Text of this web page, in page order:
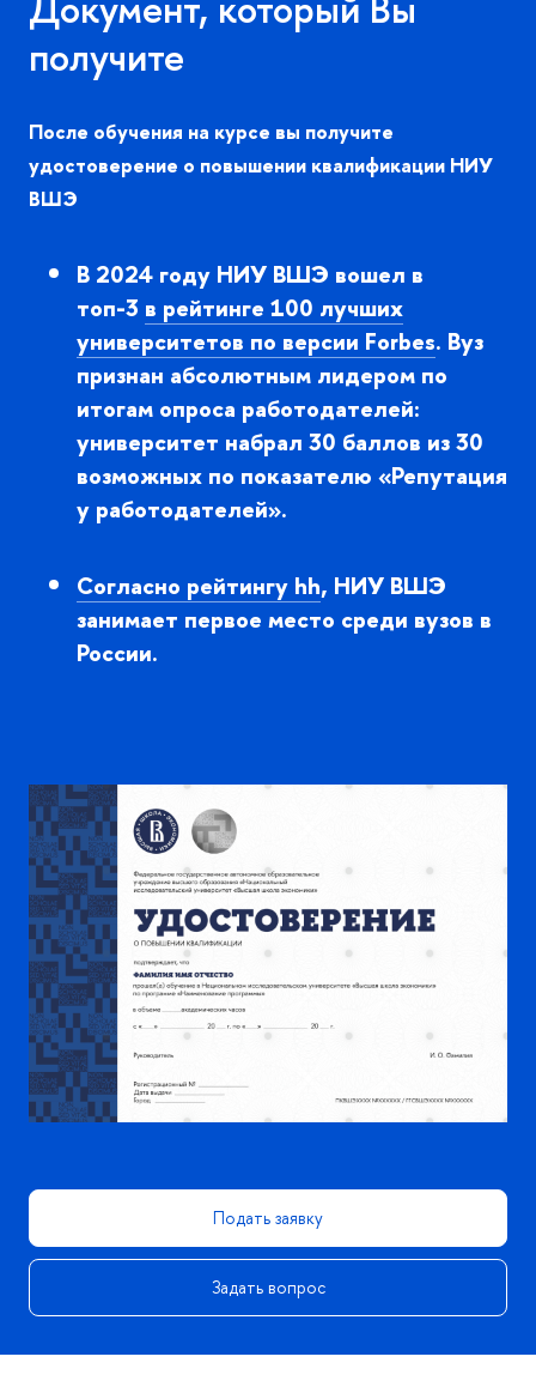
получите
После обучения на курсе вы получите
удостоверение о повышении квалификации НИУ
ШЭ
2024 году НИУ ВШЭ вошел
топ-3 рейтинге 100 лучших
университетов по версии Forbes. Вуз
признан абсолютным лидером по
итогам опроса работодателей:
университет набрал 30 баллов из 30
озможных по показателю «Репутация
у работодателей».
Согласно рейтингу hh, НИУ ВШЭ
занимает первое место среди вузо
России.
Подать заявку
Задать вопрос